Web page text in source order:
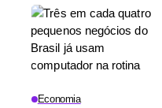
Economia